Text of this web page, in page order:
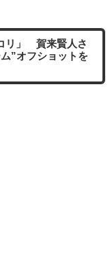
リ」 賀来賢人さ
”オフショットを